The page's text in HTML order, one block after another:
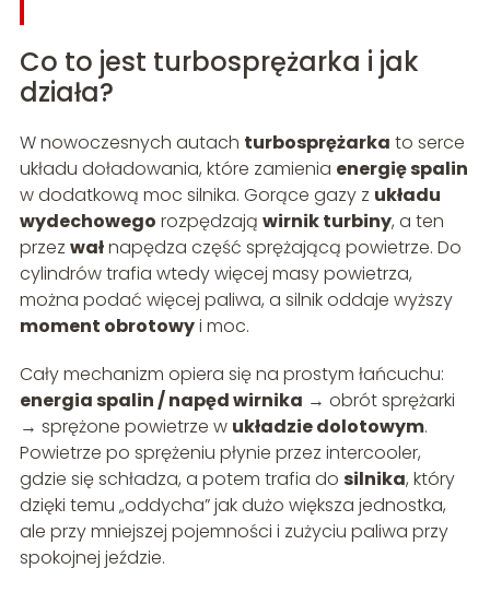
Co to jest turbosprężarka i jak
działa?
W nowoczesnych autach turbosprężarka to serce
układu doładowania, które zamienia energię spalin
w dodatkową moc silnika. Gorące gazy z układu
wydechowego rozpędzają wirnik turbiny, a ten
przez wałnapędza część sprężającą powietrze. Do
cylindrów trafia wtedy więcej masy powietrza,
można podać więcej paliwa, a silnik oddaje wyższy
moment obrotowyi moc.
Cały mechanizm opiera się na prostym łańcuchu:
energia spalin / napęd wirnika → obrót sprężarki
→ sprężone powietrze w układzie dolotowym.
Powietrze po sprężeniu płynie przez intercooler,
gdzie się schładza, a potem trafia do silnika, który
dzięki temu „oddycha” jak dużo większa jednostka,
ale przy mniejszej pojemności i zużyciu paliwa przy
spokojnej jeździe.